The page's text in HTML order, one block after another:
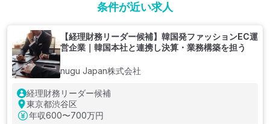
条件が近い求人
【経理財務リーダー候補】韓国発ファッションEC運
営企業｜韓国本社と連携し決算・業務構築を担う
nugu Japan株式会社
経理財務リーダー候補
東京都渋谷区
年収600〜700万円